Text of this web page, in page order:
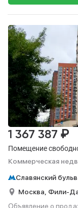
Помещение
Коммерческая
1 367 387 ₽
Славянский
Москва, Фили-
Объявление о